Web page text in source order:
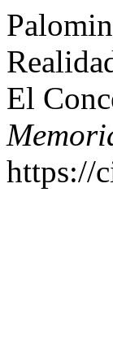
El
https://